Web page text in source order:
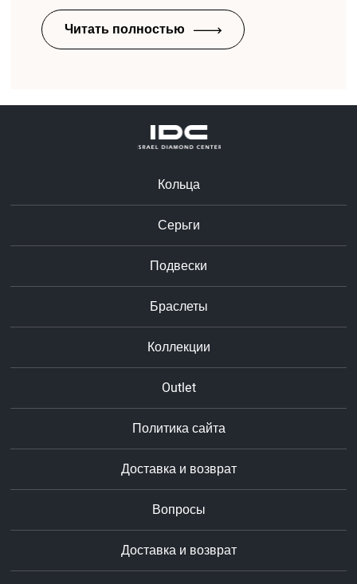
Читать полностью
Кольца
Серьги
Подвески
Браслеты
Коллекции
Outlet
Политика сайта
Доставка и возврат
Вопросы
Доставка и возврат